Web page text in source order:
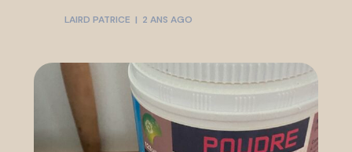
LAIRD PATRICE 2 ANS AGO